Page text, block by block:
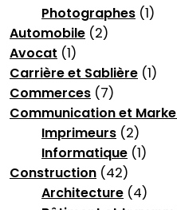
Photographes (1)
Automobile (2)
Avocat (1)
Carrière et Sablière (1)
Commerces (7)
Communication et
Imprimeurs (2)
Informatique (1)
Construction (42)
Architecture (4)